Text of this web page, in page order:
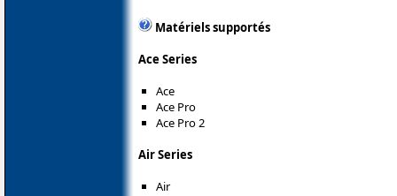
Matériels supportés
Ace Series
Ace
Ace Pro
Ace Pro 2
Air Series
Air